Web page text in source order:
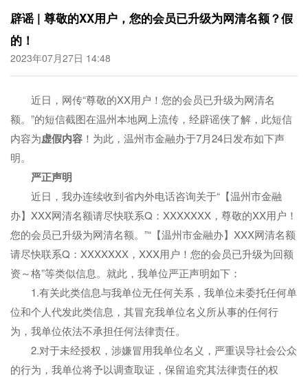
辟谣 | 尊敬的XX用户，您的会员已升级为网清名额？假
的！
2023年07月27日 14:48
近日，网传“尊敬的XX用户！您的会员已升级为网清名
额。”的短信截图在温州本地网上流传，经辟谣侠了解，此短信
内容为虚假内容 ！为此，温州市金融办于7月24日发布如下声
明。
严正声明
近日，我办连续收到省内外电话咨询关于“【温州市金融
办】XXX网清名额请尽快联系Q：XXXXXXX，尊敬的XX用户！
您的会员已升级为网清名额。”“【温州市金融办】XXX网清名额
请尽快联系Q：XXXXXXX，XXX用户！您的会员已升级为回额
资～格”等类似信息。就此，我单位严正声明如下：
1.有关此类信息与我单位无任何关系，我单位未委托任何单
位和个人代发此类信息，其冒充我单位名义所从事的任何行
为，我单位依法不承担任何法律责任。
2.对于未经授权，涉嫌冒用我单位名义，严重误导社会公众
的行为，我单位将予以调查取证，保留追究其法律责任的权